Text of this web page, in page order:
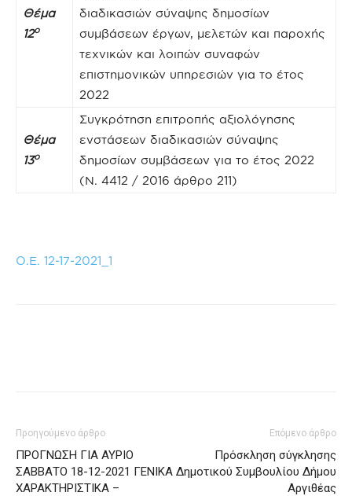
Θέμα
12ο
διαδικασιών σύναψης δημοσίων
συμβάσεων έργων, μελετών και παροχής
τεχνικών και λοιπών συναφών
επιστημονικών υπηρεσιών για το έτος
2022
Θέμα
13ο
Συγκρότηση επιτροπής αξιολόγησης
ενστάσεων διαδικασιών σύναψης
δημοσίων συμβάσεων για το έτος 2022
(Ν. 4412 / 2016 άρθρο 211)
Ο.Ε. 12-17-2021_1
Προηγούμενο άρθρο
ΠΡΟΓΝΩΣΗ ΓΙΑ ΑΥΡΙΟ
ΣΑΒΒΑΤΟ 18-12-2021 ΓΕΝΙΚΑ
ΧΑΡΑΚΤΗΡΙΣΤΙΚΑ –
Επόμενο άρθρο
Πρόσκληση σύγκλησης
Δημοτικού Συμβουλίου Δήμου
Αργιθέας